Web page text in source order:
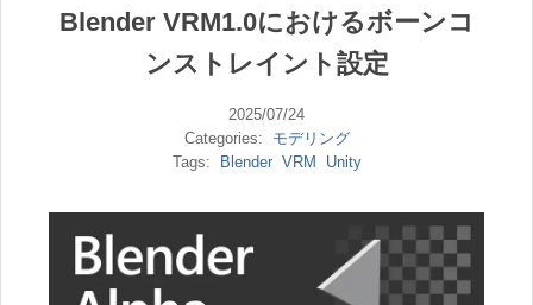
Blender VRM1.0におけるボーンコ
ンストレイント設定
2025/07/24
Categories:
モデリング
Tags:
Blender VRM Unity